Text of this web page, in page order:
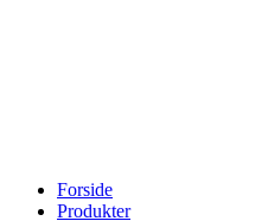
Forside
Produkter